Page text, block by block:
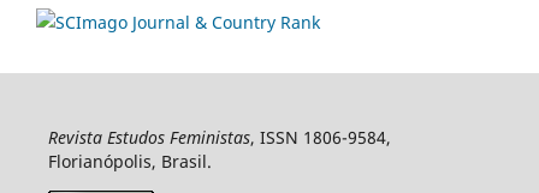
Revista Estudos Feministas, ISSN 1806-9584,
Florianópolis, Brasil.